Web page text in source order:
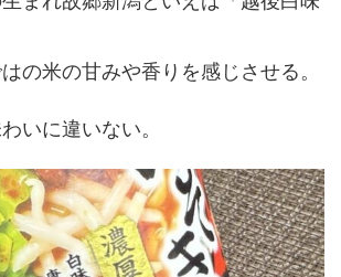
の米の甘みや香りを感じさせる。
いに違いない。